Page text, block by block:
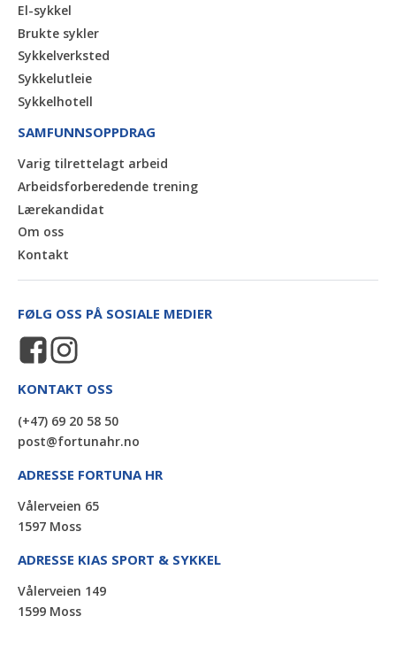
El-sykkel
Brukte sykler
Sykkelverksted
Sykkelutleie
Sykkelhotell
SAMFUNNSOPPDRAG
Varig tilrettelagt arbeid
Arbeidsforberedende trening
Lærekandidat
Om oss
Kontakt
FØLG OSS PÅ SOSIALE MEDIER
KONTAKT OSS
(+47) 69 20 58 50
post@fortunahr.no
ADRESSE FORTUNA HR
Vålerveien 65
1597 Moss
ADRESSE KIAS SPORT & SYKKEL
Vålerveien 149
1599 Moss